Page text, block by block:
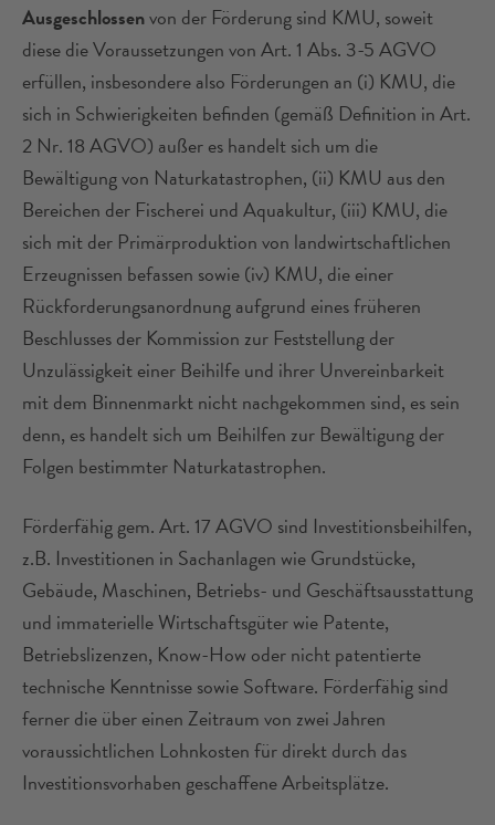
Ausgeschlossenvon der Förderung sind KMU, soweit
diese die Voraussetzungen von Art. 1 Abs. 3-5 AGVO
erfüllen, insbesondere also Förderungen an (i) KMU, die
sich in Schwierigkeiten befinden (gemäß Definition in Art.
2 Nr. 18 AGVO) außer es handelt sich um die
Bewältigung von Naturkatastrophen, (ii) KMU aus den
Bereichen der Fischerei und Aquakultur, (iii) KMU, die
sich mit der Primärproduktion von landwirtschaftlichen
Erzeugnissen befassen sowie (iv) KMU, die einer
Rückforderungsanordnung aufgrund eines früheren
Beschlusses der Kommission zur Feststellung der
Unzulässigkeit einer Beihilfe und ihrer Unvereinbarkeit
mit dem Binnenmarkt nicht nachgekommen sind, es sein
denn, es handelt sich um Beihilfen zur Bewältigung der
Folgen bestimmter Naturkatastrophen.
Förderfähig gem. Art. 17 AGVO sind Investitionsbeihilfen,
z.B. Investitionen in Sachanlagen wie Grundstücke,
Gebäude, Maschinen, Betriebs- und Geschäftsausstattung
und immaterielle Wirtschaftsgüter wie Patente,
Betriebslizenzen, Know-How oder nicht patentierte
technische Kenntnisse sowie Software. Förderfähig sind
ferner die über einen Zeitraum von zwei Jahren
voraussichtlichen Lohnkosten für direkt durch das
Investitionsvorhaben geschaffene Arbeitsplätze.